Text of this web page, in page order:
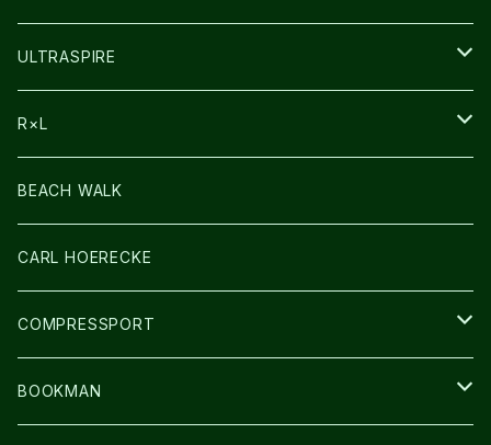
HEADLAMP
ULTRASPIRE
BAG
LIGHT
R×L
SOCKS・LEGWARMER
アームカバー
GLOVE
BEACH WALK
CARL HOERECKE
COMPRESSPORT
CAP/HAT
BOOKMAN